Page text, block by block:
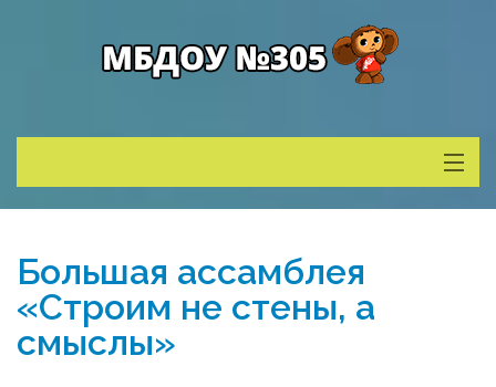
Деятельность
Родителям
Большая ассамблея
«Строим не стены, а
смыслы»